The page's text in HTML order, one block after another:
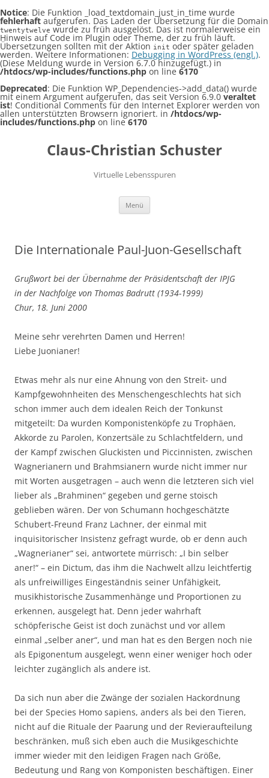
Notice: Die Funktion _load_textdomain_just_in_time wurde
fehlerhaft aufgerufen. Das Laden der Übersetzung für die Domain
twentytwelve wurde zu früh ausgelöst. Das ist normalerweise ein
Hinweis auf Code im Plugin oder Theme, der zu früh läuft.
Übersetzungen sollten mit der Aktion init oder später geladen
werden. Weitere Informationen: Debugging in WordPress (engl.).
(Diese Meldung wurde in Version 6.7.0 hinzugefügt.) in
/htdocs/wp-includes/functions.php on line 6170
Deprecated: Die Funktion WP_Dependencies->add_data() wurde
mit einem Argument aufgerufen, das seit Version 6.9.0 veraltet
ist! Conditional Comments für den Internet Explorer werden von
allen unterstützten Browsern ignoriert. in /htdocs/wp-
includes/functions.php on line6170
Claus-Christian Schuster
Virtuelle Lebensspuren
Menü
Die Internationale Paul-Juon-Gesellschaft
Grußwort bei der Übernahme der Präsidentschaft der IPJG
in der Nachfolge von Thomas Badrutt (1934-1999)
Chur, 18. Juni 2000
Meine sehr verehrten Damen und Herren!
Liebe Juonianer!
Etwas mehr als nur eine Ahnung von den Streit- und
Kampfgewohnheiten des Menschengeschlechts hat sich
schon immer auch dem idealen Reich der Tonkunst
mitgeteilt: Da wurden Komponistenköpfe zu Trophäen,
Akkorde zu Parolen, Konzertsäle zu Schlachtfeldern, und
der Kampf zwischen Gluckisten und Piccinnisten, zwischen
Wagnerianern und Brahmsianern wurde nicht immer nur
mit Worten ausgetragen – auch wenn die letzteren sich viel
lieber als „Brahminen“ gegeben und gerne stoisch
geblieben wären. Der von Schumann hochgeschätzte
Schubert-Freund Franz Lachner, der einmal mit
inquisitorischer Insistenz gefragt wurde, ob er denn auch
„Wagnerianer“ sei, antwortete mürrisch: „I bin selber
aner!“ – ein Dictum, das ihm die Nachwelt allzu leichtfertig
als unfreiwilliges Eingeständnis seiner Unfähigkeit,
musikhistorische Zusammenhänge und Proportionen zu
erkennen, ausgelegt hat. Denn jeder wahrhaft
schöpferische Geist ist doch zunächst und vor allem
einmal „selber aner“, und man hat es den Bergen noch nie
als Epigonentum ausgelegt, wenn einer weniger hoch oder
leichter zugänglich als andere ist.
Da sich nun aber die Zwänge der sozialen Hackordnung
bei der Species Homo sapiens, anders als bei den Tieren,
nicht auf die Rituale der Paarung und der Revieraufteilung
beschränken, muß sich eben auch die Musikgeschichte
immer wieder mit den leidigen Fragen nach Größe,
Bedeutung und Rang von Komponisten beschäftigen. Einer